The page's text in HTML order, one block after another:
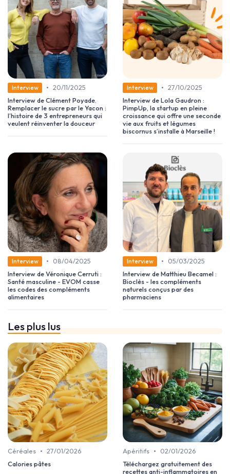
Interview • 20/11/2025
Interview de Clément Poyade.
Remplacer le sucre par le Yacon :
l’histoire de 3 entrepreneurs qui
veulent réinventer la douceur
Interview • 27/10/2025
Interview de Lola Gaudron :
PimpUp, la startup en pleine
croissance qui offre une seconde
vie aux fruits et légumes
biscornus s’installe à Marseille !
Interview •
08/04/2025
Interview de Véronique Cerruti :
Santé masculine - EVOM casse
les codes des compléments
alimentaires
Interview •
05/03/2025
Interview de Matthieu Becamel :
Bioclès - les compléments
naturels conçus par des
pharmaciens
Les plus lus
Céréales • 27/01/2026
Calories pâtes
Apéritifs •
02/01/2026
Téléchargez gratuitement des
recettes anti-inflammatoires en